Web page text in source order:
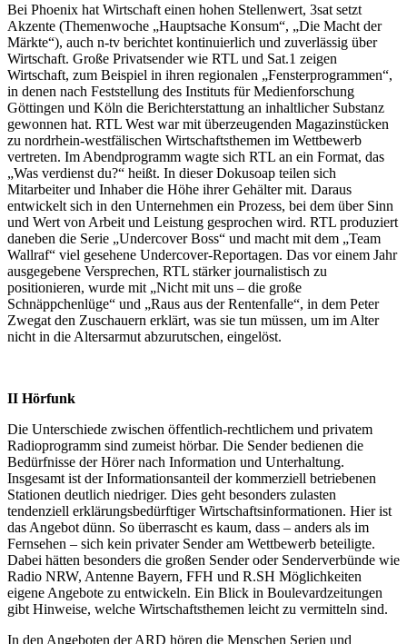
Bei Phoenix hat Wirtschaft einen hohen Stellenwert, 3sat setzt
Akzente (Themenwoche „Hauptsache Konsum“, „Die Macht der
Märkte“), auch n-tv berichtet kontinuierlich und zuverlässig über
Wirtschaft. Große Privatsender wie RTL und Sat.1 zeigen
Wirtschaft, zum Beispiel in ihren regionalen „Fensterprogrammen“,
in denen nach Feststellung des Instituts für Medienforschung
Göttingen und Köln die Berichterstattung an inhaltlicher Substanz
gewonnen hat. RTL West war mit überzeugenden Magazinstücken
zu nordrhein-westfälischen Wirtschaftsthemen im Wettbewerb
vertreten. Im Abendprogramm wagte sich RTL an ein Format, das
„Was verdienst du?“ heißt. In dieser Dokusoap teilen sich
Mitarbeiter und Inhaber die Höhe ihrer Gehälter mit. Daraus
entwickelt sich in den Unternehmen ein Prozess, bei dem über Sinn
und Wert von Arbeit und Leistung gesprochen wird. RTL produziert
daneben die Serie „Undercover Boss“ und macht mit dem „Team
Wallraf“ viel gesehene Undercover-Reportagen. Das vor einem Jahr
ausgegebene Versprechen, RTL stärker journalistisch zu
positionieren, wurde mit „Nicht mit uns – die große
Schnäppchenlüge“ und „Raus aus der Rentenfalle“, in dem Peter
Zwegat den Zuschauern erklärt, was sie tun müssen, um im Alter
nicht in die Altersarmut abzurutschen, eingelöst.
II Hörfunk
Die Unterschiede zwischen öffentlich-rechtlichem und privatem
Radioprogramm sind zumeist hörbar. Die Sender bedienen die
Bedürfnisse der Hörer nach Information und Unterhaltung.
Insgesamt ist der Informationsanteil der kommerziell betriebenen
Stationen deutlich niedriger. Dies geht besonders zulasten
tendenziell erklärungsbedürftiger Wirtschaftsinformationen. Hier ist
das Angebot dünn. So überrascht es kaum, dass – anders als im
Fernsehen – sich kein privater Sender am Wettbewerb beteiligte.
Dabei hätten besonders die großen Sender oder Senderverbünde wie
Radio NRW, Antenne Bayern, FFH und R.SH Möglichkeiten
eigene Angebote zu entwickeln. Ein Blick in Boulevardzeitungen
gibt Hinweise, welche Wirtschaftsthemen leicht zu vermitteln sind.
In den Angeboten der ARD hören die Menschen Serien und